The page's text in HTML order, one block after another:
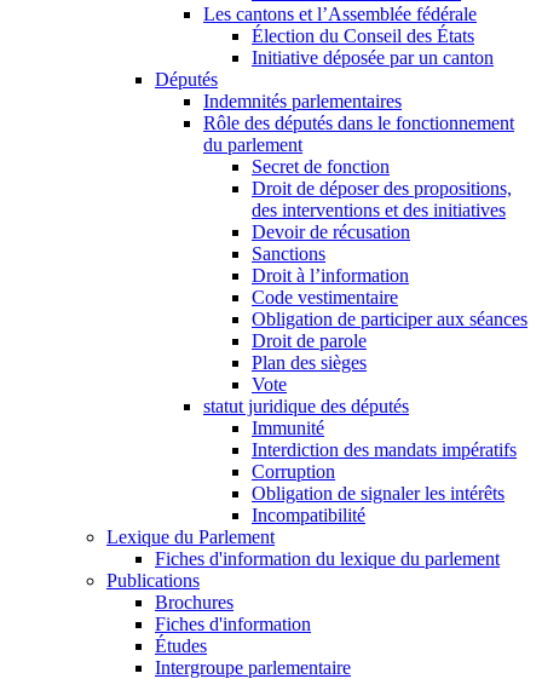
Les cantons et l’Assemblée fédérale
Élection du Conseil des États
Initiative déposée par un canton
Députés
Indemnités parlementaires
Rôle des députés dans le fonctionnement
du parlement
Secret de fonction
Droit de déposer des propositions,
des interventions et des initiatives
Devoir de récusation
Sanctions
Droit à l’information
Code vestimentaire
Obligation de participer aux séances
Droit de parole
Plan des sièges
Vote
statut juridique des députés
Immunité
Interdiction des mandats impératifs
Corruption
Obligation de signaler les intérêts
Incompatibilité
Lexique du Parlement
Fiches d'information du lexique du parlement
Publications
Brochures
Fiches d'information
Études
Intergroupe parlementaire